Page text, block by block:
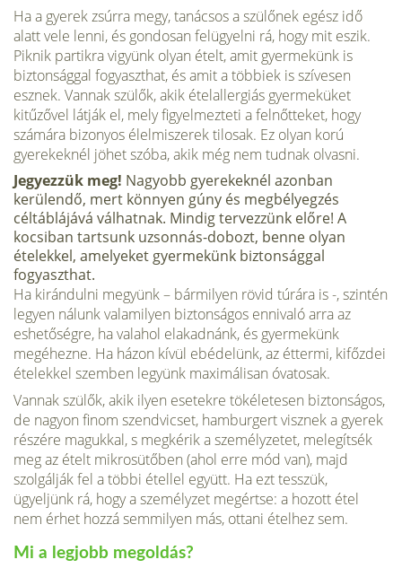
Ha a gyerek zsúrra megy, tanácsos a szülőnek egész idő
alatt vele lenni, és gondosan felügyelni rá, hogy mit eszik.
Piknik partikra vigyünk olyan ételt, amit gyermekünk is
biztonsággal fogyaszthat, és amit a többiek is szívesen
esznek. Vannak szü­lők, akik ételallergiás gyermeküket
kitűzővel látják el, mely figyelmezteti a felnőtteket, hogy
számára bizonyos élelmiszerek tilosak. Ez olyan korú
gyerekeknél jöhet szóba, akik még nem tudnak olvasni.
Jegyezzük meg! Nagyobb gyerekeknél azonban
kerülendő, mert könnyen gúny és megbélyegzés
céltáblájává válhatnak. Mindig tervezzünk előre! A
kocsiban tartsunk uzsonnás-dobozt, benne olyan
ételekkel, amelyeket gyermekünk biztonsággal
fogyaszthat.
Ha kirándulni megyünk – bármilyen rövid túrára is -, szintén
legyen nálunk valamilyen biztonságos ennivaló arra az
eshetőségre, ha valahol elakadnánk, és gyermekünk
megéhezne. Ha házon kívül ebédelünk, az éttermi, kifőzdei
ételekkel szemben legyünk maximálisan óvatosak.
Vannak szülők, akik ilyen esetekre tökéletesen biztonsá­gos,
de nagyon finom szendvicset, hamburgert visznek a gye­rek
részére magukkal, s megkérik a személyzetet, melegítsék
meg az ételt mikrosütőben (ahol erre mód van), majd
szolgálják fel a többi étellel együtt. Ha ezt tesszük,
ügyeljünk rá, hogy a személyzet megértse: a hozott étel
nem érhet hozzá semmilyen más, ottani ételhez sem.
Mi a legjobb megoldás?